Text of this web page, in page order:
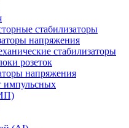
стабилизаторы
напряжения
стабилизаторы
розеток
напряжения
импульсных